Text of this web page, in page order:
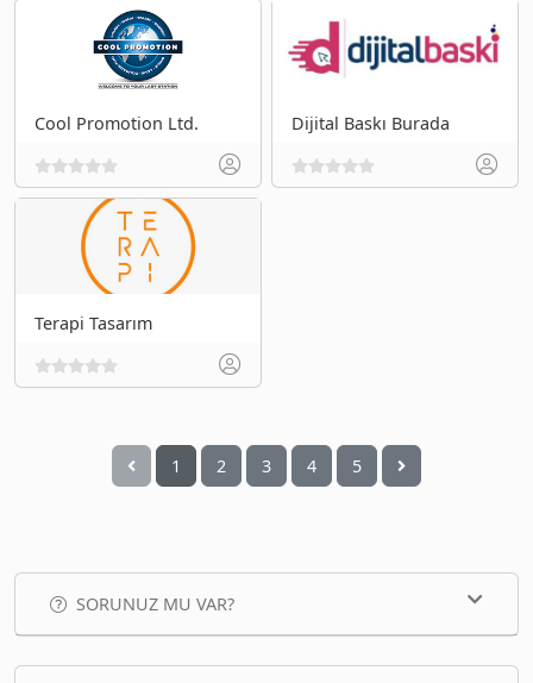
Cool Promotion Ltd. Dijital Baskı Burada
Terapi Tasarım
1 2 3 4 5
SORUNUZ MU VAR?